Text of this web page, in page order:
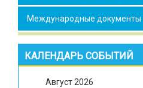
Международные документы
КАЛЕНДАРЬ СОБЫТИЙ
Август2026